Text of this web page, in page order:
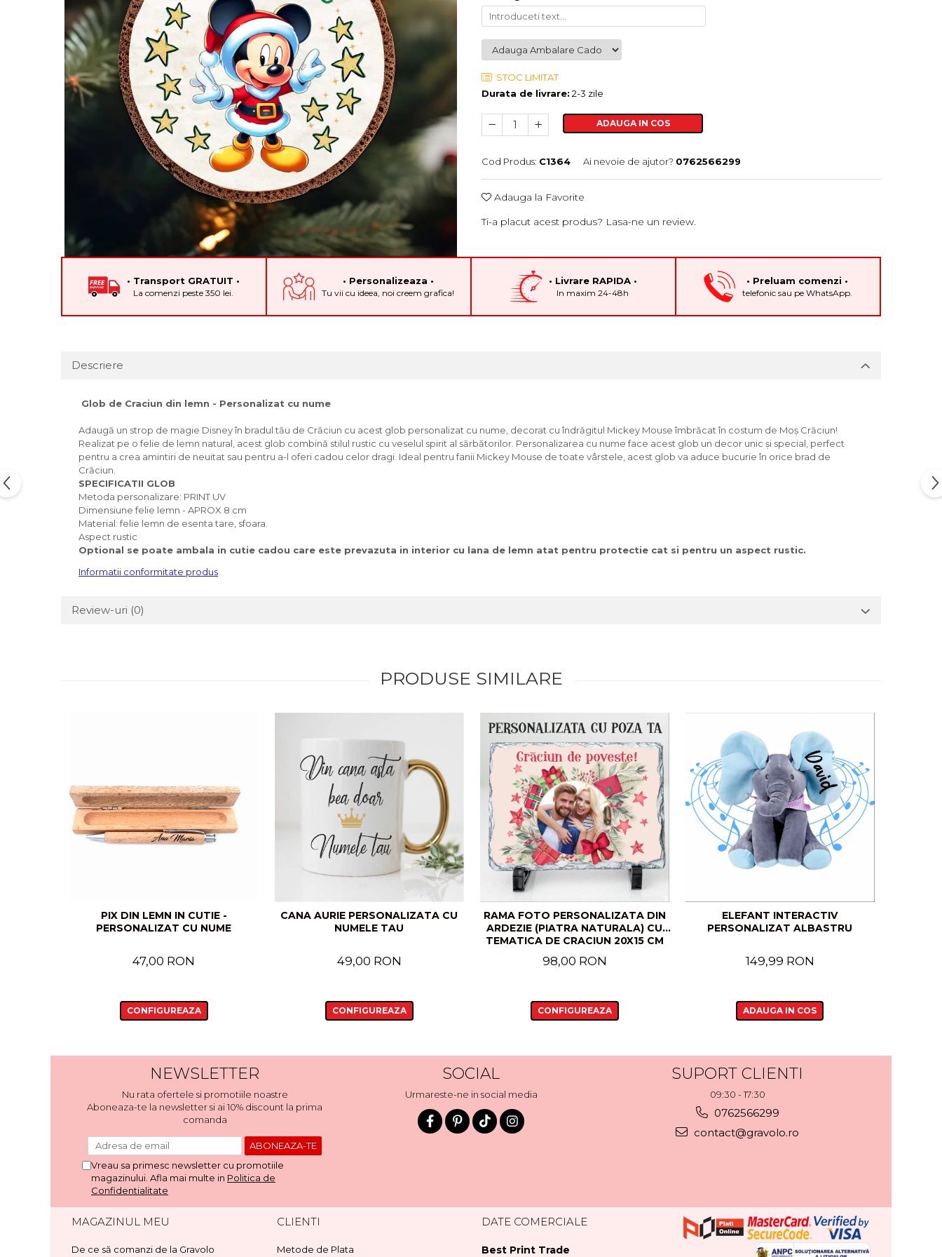
Body bebelusi personalizate
Perne personalizate
Plusuri personalizate
Agende personalizate
Etichete pentru sticla de vin
Cadouri Personalizate Unice
Cadouri pentru Doctori
Cadouri Pensionare
Cadouri Profesori
STOC LIMITAT
Durata de livrare: 2-3 zile
ADAUGA IN COS
Cod Produs: C1364 Ai nevoie de ajutor? 0762566299
Adauga la Favorite
Ti-a placut acest produs? Lasa-ne un review.
• Transport GRATUIT •
La comenzi peste 350 lei.
• Personalizeaza •
Tu vii cu ideea, noi creem grafica!
• Livrare RAPIDA •
In maxim 24-48h
• Preluam comenzi •
telefonic sau pe WhatsApp.
Descriere
Glob de Craciun din lemn - Personalizat cu nume
Adaugă un strop de magie Disney în bradul tău de Crăciun cu acest glob personalizat cu nume, decorat cu îndrăgitul Mickey Mouse îmbrăcat în costum de Moș Crăciun!
Realizat pe o felie de lemn natural, acest glob combină stilul rustic cu veselul spirit al sărbătorilor. Personalizarea cu nume face acest glob un decor unic și special, perfect
pentru a crea amintiri de neuitat sau pentru a-l oferi cadou celor dragi. Ideal pentru fanii Mickey Mouse de toate vârstele, acest glob va aduce bucurie în orice brad de
Crăciun.
SPECIFICATII GLOB
Metoda personalizare: PRINT UV
Dimensiune felie lemn - APROX 8 cm
Material: felie lemn de esenta tare, sfoara.
Aspect rustic
Optional se poate ambala in cutie cadou care este prevazuta in interior cu lana de lemn atat pentru protectie cat si pentru un aspect rustic.
Informatii conformitate produs
Review-uri (0)
PRODUSE SIMILARE
PIX DIN LEMN IN CUTIE -
PERSONALIZAT CU NUME
47,00 RON
CONFIGUREAZA
CANA AURIE PERSONALIZATA CU
NUMELE TAU
49,00 RON
CONFIGUREAZA
RAMA FOTO PERSONALIZATA DIN
ARDEZIE (PIATRA NATURALA) CU
TEMATICA DE CRACIUN 20X15 CM
98,00 RON
CONFIGUREAZA
ELEFANT INTERACTIV
PERSONALIZAT ALBASTRU
149,99 RON
ADAUGA IN COS
NEWSLETTER
Nu rata ofertele si promotiile noastre
Aboneaza-te la newsletter si ai 10% discount la prima
comanda
Vreau sa primesc newsletter cu promotiile
magazinului. Afla mai multe in Politica de
Confidentialitate
SOCIAL
Urmareste-ne in social media
SUPORT CLIENTI
09:30 - 17:30
0762566299
contact@gravolo.ro
MAGAZINUL MEU
De ce să comanzi de la Gravolo
CLIENTI
Metode de Plata
DATE COMERCIALE
Best Print Trade